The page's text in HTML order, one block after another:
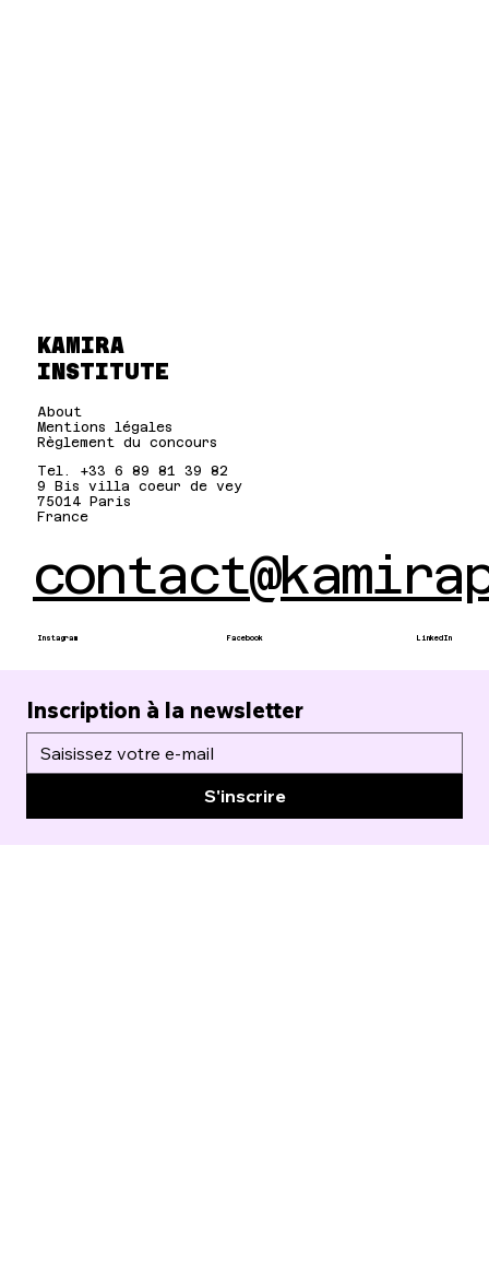
KAMIRA
INSTITUTE
Facebook
Instagram LinkedIn
About
Mentions légales
Règlement du concours
Tel. +33 6 89 81 39 82
9 Bis villa coeur de vey
75014 Paris
France
Inscription à la newsletter
S'inscrire